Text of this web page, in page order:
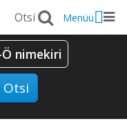
Menüü
nimekiri
Otsi